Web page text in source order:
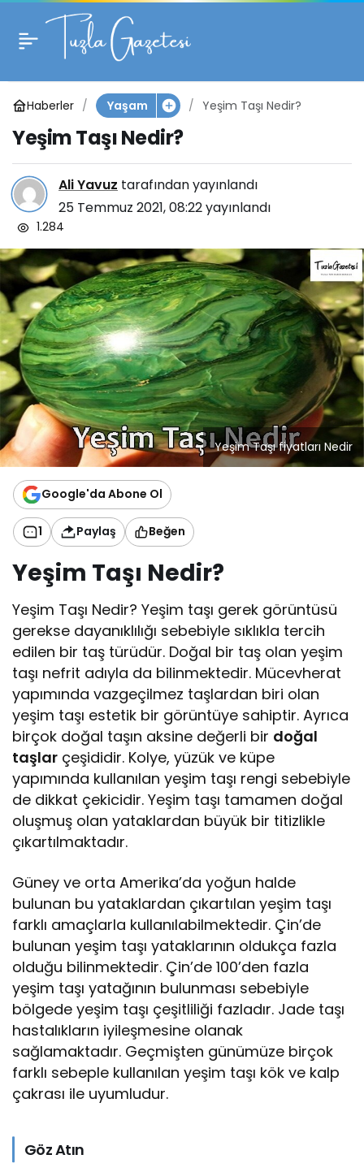
Haberler Yaşam Yeşim Taşı Nedir?
Yeşim Taşı Nedir?
Ali Yavuz tarafından yayınlandı
25 Temmuz 2021, 08:22yayınlandı
1.284
Yeşim Taşı fiyatları Nedir
Google'da Abone Ol
1 Paylaş Beğen
Yeşim Taşı Nedir?
Yeşim Taşı Nedir? Yeşim taşı gerek görüntüsü
gerekse dayanıklılığı sebebiyle sıklıkla tercih
edilen bir taş türüdür. Doğal bir taş olan yeşim
taşı nefrit adıyla da bilinmektedir. Mücevherat
yapımında vazgeçilmez taşlardan biri olan
yeşim taşı estetik bir görüntüye sahiptir. Ayrıca
birçok doğal taşın aksine değerli bir doğal
taşlar çeşididir. Kolye, yüzük ve küpe
yapımında kullanılan yeşim taşı rengi sebebiyle
de dikkat çekicidir. Yeşim taşı tamamen doğal
oluşmuş olan yataklardan büyük bir titizlikle
çıkartılmaktadır.
Güney ve orta Amerika’da yoğun halde
bulunan bu yataklardan çıkartılan yeşim taşı
farklı amaçlarla kullanılabilmektedir. Çin’de
bulunan yeşim taşı yataklarının oldukça fazla
olduğu bilinmektedir. Çin’de 100’den fazla
yeşim taşı yatağının bulunması sebebiyle
bölgede yeşim taşı çeşitliliği fazladır. Jade taşı
hastalıkların iyileşmesine olanak
sağlamaktadır. Geçmişten günümüze birçok
farklı sebeple kullanılan yeşim taşı kök ve kalp
çakrası ile uyumludur.
Göz Atın
Yeşim Taşı Nedir?